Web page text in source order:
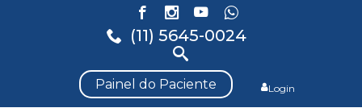
(11) 5645-0024
Painel do Paciente Login